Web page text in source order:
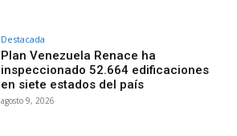
Destacada
Plan Venezuela Renace ha
inspeccionado 52.664 edificaciones
en siete estados del país
agosto 9, 2026